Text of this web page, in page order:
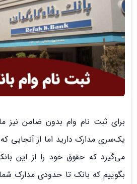
برای ثبت نام وام بدون ضامن نیز
یک‌سری مدارک دارید اما از آنجایی
می‌گیرد که حقوق خود را از این
بگوییم که بانک تا حدودی مدارک شما